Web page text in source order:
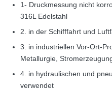
1- Druckmessung nicht
316L Edelstahl
2. in der Schifffahrt und
3. in industriellen Vor-Ort-
Metallurgie,
4. in hydraulischen und
verwendet